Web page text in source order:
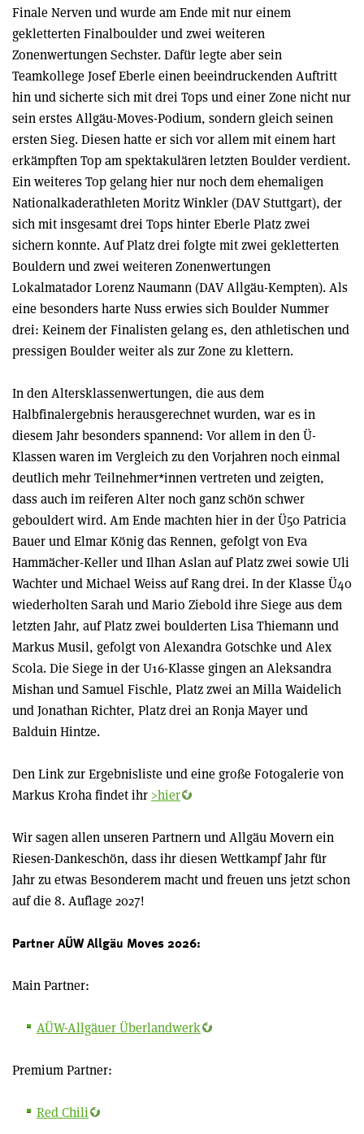
Finale Nerven und wurde am Ende mit nur einem
gekletterten Finalboulder und zwei weiteren
Zonenwertungen Sechster. Dafür legte aber sein
Teamkollege Josef Eberle einen beeindruckenden Auftritt
hin und sicherte sich mit drei Tops und einer Zone nicht nur
sein erstes Allgäu-Moves-Podium, sondern gleich seinen
ersten Sieg. Diesen hatte er sich vor allem mit einem hart
erkämpften Top am spektakulären letzten Boulder verdient.
Ein weiteres Top gelang hier nur noch dem ehemaligen
Nationalkaderathleten Moritz Winkler (DAV Stuttgart), der
sich mit insgesamt drei Tops hinter Eberle Platz zwei
sichern konnte. Auf Platz drei folgte mit zwei gekletterten
Bouldern und zwei weiteren Zonenwertungen
Lokalmatador Lorenz Naumann (DAV Allgäu-Kempten). Als
eine besonders harte Nuss erwies sich Boulder Nummer
drei: Keinem der Finalisten gelang es, den athletischen und
pressigen Boulder weiter als zur Zone zu klettern.
In den Altersklassenwertungen, die aus dem
Halbfinalergebnis herausgerechnet wurden, war es in
diesem Jahr besonders spannend: Vor allem in den Ü-
Klassen waren im Vergleich zu den Vorjahren noch einmal
deutlich mehr Teilnehmer*innen vertreten und zeigten,
dass auch im reiferen Alter noch ganz schön schwer
gebouldert wird. Am Ende machten hier in der Ü50 Patricia
Bauer und Elmar König das Rennen, gefolgt von Eva
Hammächer-Keller und Ilhan Aslan auf Platz zwei sowie Uli
Wachter und Michael Weiss auf Rang drei. In der Klasse Ü40
wiederholten Sarah und Mario Ziebold ihre Siege aus dem
letzten Jahr, auf Platz zwei boulderten Lisa Thiemann und
Markus Musil, gefolgt von Alexandra Gotschke und Alex
Scola. Die Siege in der U16-Klasse gingen an Aleksandra
Mishan und Samuel Fischle, Platz zwei an Milla Waidelich
und Jonathan Richter, Platz drei an Ronja Mayer und
Balduin Hintze.
Den Link zur Ergebnisliste und eine große Fotogalerie von
Markus Kroha findet ihr>hier
Wir sagen allen unseren Partnern und Allgäu Movern ein
Riesen-Dankeschön, dass ihr diesen Wettkampf Jahr für
Jahr zu etwas Besonderem macht und freuen uns jetzt schon
auf die 8. Auflage 2027!
Partner AÜW Allgäu Moves 2026:
Main Partner:
AÜW-Allgäuer Überlandwerk
Premium Partner:
Red Chili